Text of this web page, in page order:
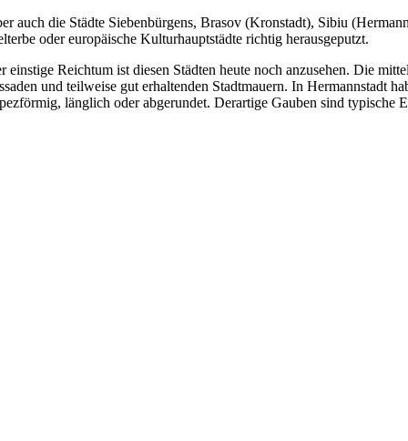
auch die Städte Siebenbürgens, Brasov (Kronstadt), Sibiu
oder europäische Kulturhauptstädte richtig herausgeputzt.
einstige Reichtum ist diesen Städten heute noch anzusehen. Die
und teilweise gut erhaltenden Stadtmauern. In Hermannstadt
länglich oder abgerundet. Derartige Gauben sind